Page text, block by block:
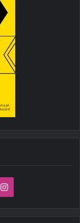
Instagram